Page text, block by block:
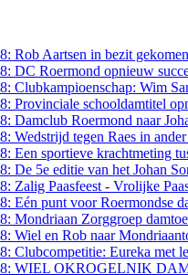
Rob Aartsen in bezit
DC Roermond opnieuw
Clubkampioenschap: Wim
Provinciale schooldamtitel
Damclub Roermond naar
Wedstrijd tegen Raes in
Een sportieve krachtmeting
De 5e editie van het Johan
Zalig Paasfeest - Vrolijke
Eén punt voor Roermondse
Mondriaan Zorggroep
Wiel en Rob naar
Clubcompetitie: Eureka met
WIEL OKROGELNIK